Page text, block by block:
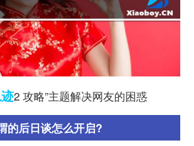
2 攻略”主题解决网友的困惑
的后日谈怎么开启?